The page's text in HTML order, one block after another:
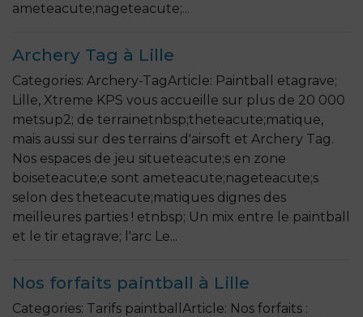
ameteacute;nageteacute;...
Archery Tag à Lille
Categories: Archery-TagArticle: Paintball etagrave;
Lille, Xtreme KPS vous accueille sur plus de 20 000
metsup2; de terrainetnbsp;theteacute;matique,
mais aussi sur des terrains d'airsoft et Archery Tag.
Nos espaces de jeu situeteacute;s en zone
boiseteacute;e sont ameteacute;nageteacute;s
selon des theteacute;matiques dignes des
meilleures parties ! etnbsp; Un mix entre le paintball
et le tir etagrave; l'arc Le...
Nos forfaits paintball à Lille
Categories: Tarifs paintballArticle: Nos forfaits :